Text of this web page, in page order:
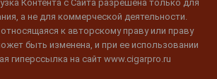
Контента с Сайта разрешена только для
а не для коммерческой деятельности.
к авторскому праву или праву
быть изменена, и при ее использовании
гиперссылка на сайт www.cigarpro.ru